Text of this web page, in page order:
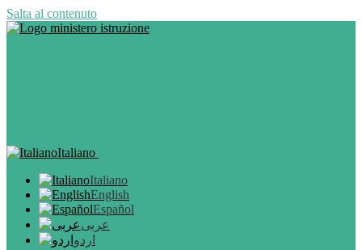
Salta al contenuto
Italiano
Italiano
English
Español
عربى
اردو